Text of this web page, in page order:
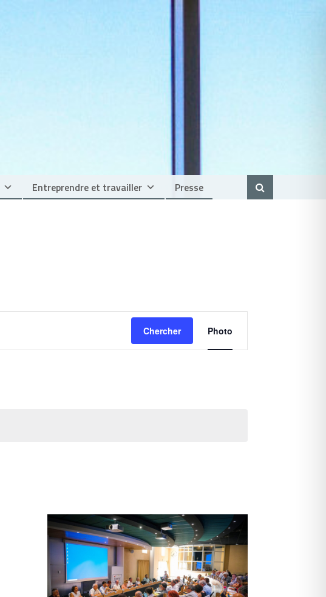
Entreprendre et travailler Presse
Chercher
de
Photo